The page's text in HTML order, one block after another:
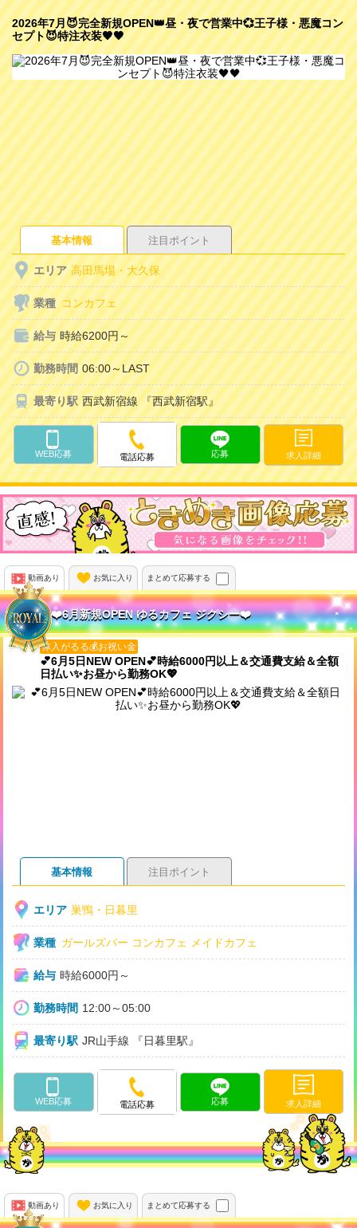
2026年7月😈完全新規OPEN👑昼・夜で営業中💞王子様・悪魔コン
セプト😈特注衣装🖤🖤
基本情報 注目ポイント
エリア 高田馬場・大久保
業種 コンカフェ
給与 時給6200円～
勤務時間 06:00～LAST
最寄り駅 西武新宿線 『西武新宿駅』
WEB応募 電話応募 応募 求人詳細
動画あり お気に入り まとめて応募する
❤️6月新規OPEN ゆるカフェ ジクシー❤️
体入がるる💰お祝い金
💕6月5日NEW OPEN💕時給6000円以上＆交通費支給＆全額
日払い✨お昼から勤務OK💖
基本情報 注目ポイント
エリア 巣鴨・日暮里
業種 ガールズバー コンカフェ メイドカフェ
給与 時給6000円～
勤務時間 12:00～05:00
最寄り駅 JR山手線 『日暮里駅』
WEB応募 電話応募 応募 求人詳細
動画あり お気に入り まとめて応募する